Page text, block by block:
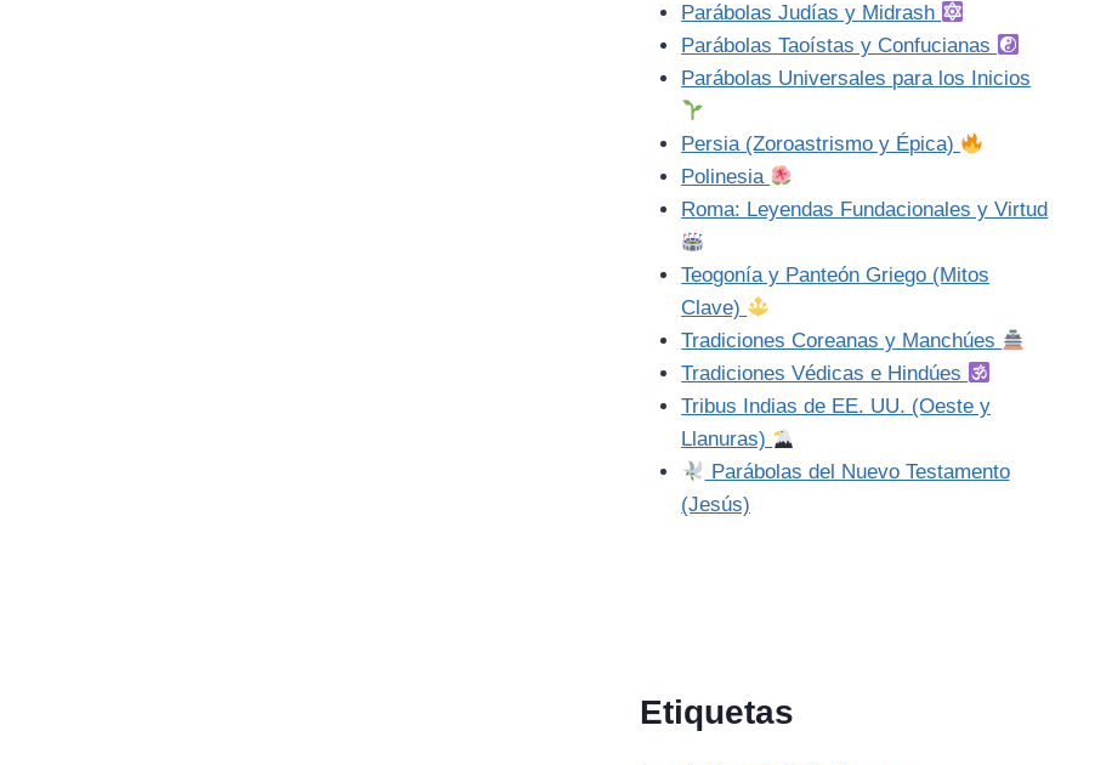
Parábolas Judías y Midrash
Parábolas Taoístas y Confucianas
Parábolas Universales para los Inicios
Persia (Zoroastrismo y Épica)
Polinesia
Roma: Leyendas Fundacionales y Virtud
Teogonía y Panteón Griego (Mitos
Clave)
Tradiciones Coreanas y Manchúes
Tradiciones Védicas e Hindúes
Tribus Indias de EE. UU. (Oeste y
Llanuras)
Parábolas del Nuevo Testamento
(Jesús)
Etiquetas